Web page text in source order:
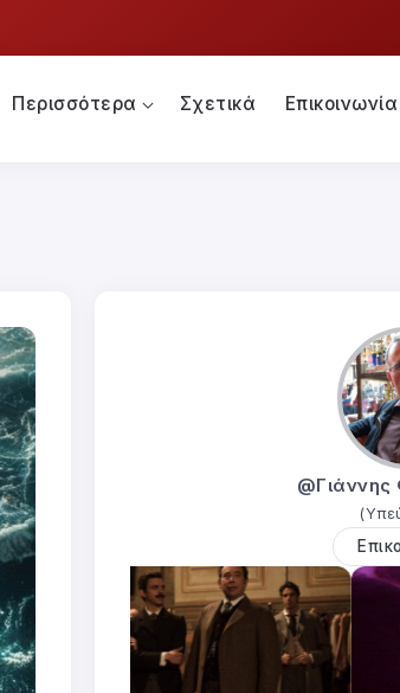
Περισσότερα Σχετικά Επικοινωνία